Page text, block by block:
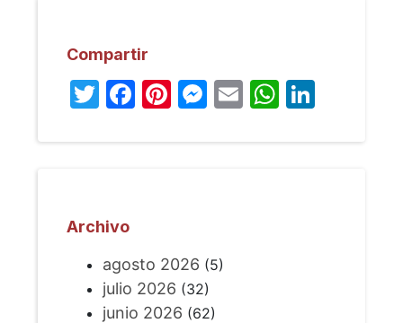
Compartir
Twitter
Facebook
Pinterest
Messenger
Email
Archivo
agosto 2026 (5)
julio 2026 (32)
junio 2026 (62)